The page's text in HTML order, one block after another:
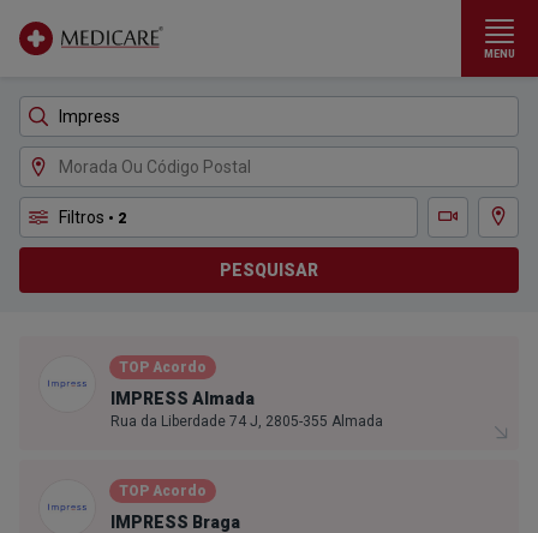
MENU
Filtros • 2
Teleconsulta
Ver
PESQUISAR
TOP Acordo
IMPRESS Almada
Rua da Liberdade 74 J, 2805-355 Almada
TOP Acordo
IMPRESS Braga